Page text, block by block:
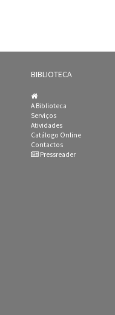
BIBLIOTECA
A Biblioteca
Serviços
Atividades
Catálogo Online
Contactos
Pressreader